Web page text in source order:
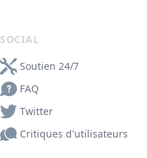
SOCIAL
Soutien 24/7
FAQ
Twitter
Critiques d'utilisateurs